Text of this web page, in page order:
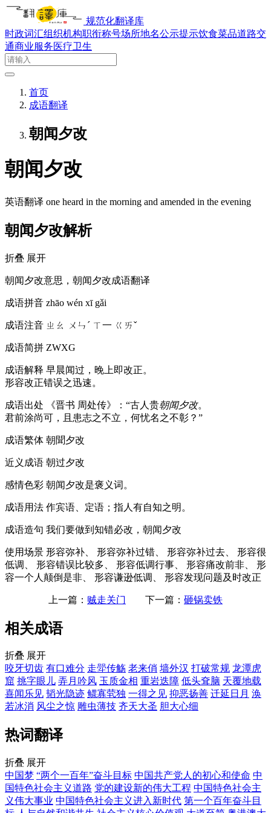
规范化翻译库
时政词汇组织机构职衔称号场所地名公示提示饮食菜品道路交
通商业服务医疗卫生
首页
成语翻译
朝闻夕改
朝闻夕改
英语翻译 one heard in the morning and amended in the evening
朝闻夕改解析
折叠 展开
朝闻夕改意思，朝闻夕改成语翻译
成语拼音 zhāo wén xī gǎi
成语注音 ㄓㄠ ㄨㄣˊ ㄒ一 ㄍㄞˇ
成语简拼 ZWXG
成语解释 早晨闻过，晚上即改正。
形容改正错误之迅速。
成语出处 《晋书 周处传》：“古人贵朝闻夕改。
君前涂尚可，且患志之不立，何忧名之不彰？”
成语繁体 朝聞夕改
近义成语 朝过夕改
感情色彩 朝闻夕改是褒义词。
成语用法 作宾语、定语；指人有自知之明。
成语造句 我们要做到知错必改，朝闻夕改
使用场景 形容弥补、 形容弥补过错、 形容弥补过去、 形容很
低调、 形容错误比较多、 形容低调行事、 形容痛改前非、 形
容一个人颠倒是非、 形容谦逊低调、 形容发现问题及时改正
上一篇： 贼走关门 下一篇： 砸锅卖铁
相关成语
折叠 展开
咬牙切齿 有口难分 走斝传觞 老来俏 墙外汉 打破常规 龙潭虎
窟 挑字眼儿 弄月吟风 玉质金相 重岩迭障 低头耷脑 天覆地载
喜闻乐见 韬光隐迹 鳏寡茕独 一得之见 抑恶扬善 迁延日月 涣
若冰消 风尘之惊 雕虫薄技 齐天大圣 胆大心细
热词翻译
折叠 展开
中国梦 “两个一百年”奋斗目标 中国共产党人的初心和使命 中
国特色社会主义道路 党的建设新的伟大工程 中国特色社会主
义伟大事业 中国特色社会主义进入新时代 第一个百年奋斗目